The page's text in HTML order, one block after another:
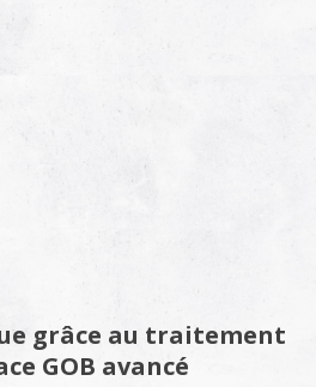
grâce au traitement
GOB avancé